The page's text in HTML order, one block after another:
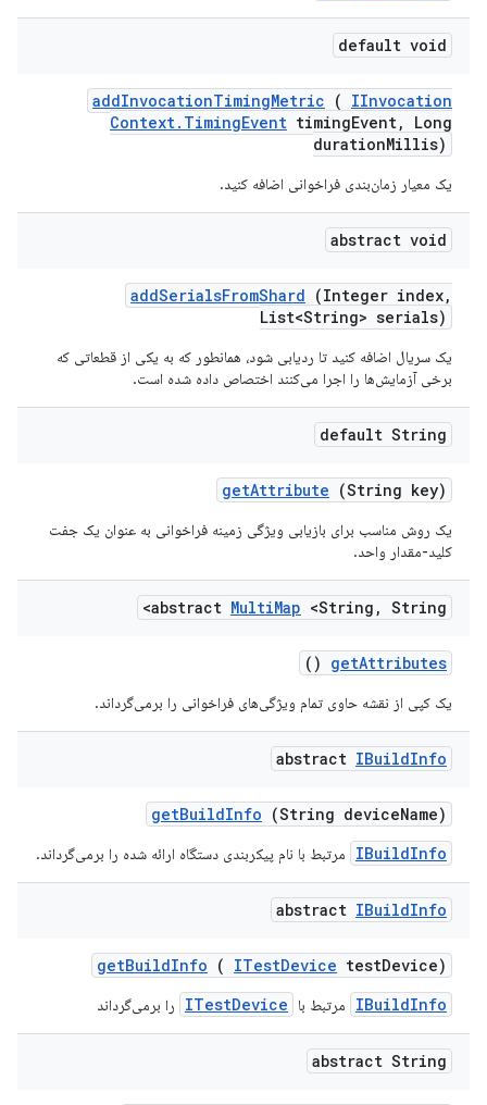
default void
addInvocationTimingMetric ( IInvocation
Context. TimingEvent timingEvent,
Long
durationMillis)
یک معیار زمان‌بندی فراخوانی اضافه کنید.
abstract void
addSerialsFromShard (Integer index,
List<String> serials)
یک سریال اضافه کنید تا ردیابی شود، همانطور که به یکی از قطعاتی که
برخی آزمایش‌ها را اجرا می‌کنند اختصاص داده شده است.
default String
getAttribute (String key)
یک روش مناسب برای بازیابی ویژگی زمینه فراخوانی به عنوان یک جفت
کلید-مقدار واحد.
abstract MultiMap <String , String>
getAttributes
()
یک کپی از نقشه حاوی تمام ویژگی‌های فراخوانی را برمی‌گرداند.
abstract IBuildInfo
getBuildInfo (String deviceName)
IBuildInfo
مرتبط با نام پیکربندی دستگاه ارائه شده را برمی‌گرداند.
abstract IBuildInfo
getBuildInfo ( ITestDevice testDevice)
IBuildInfo
مرتبط با ITestDevice را برمی‌گرداند
abstract String